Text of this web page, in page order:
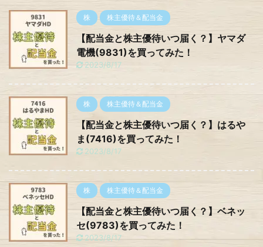
株 株主優待＆配当金
【配当金と株主優待いつ届く？】ヤマダ
電機(9831)を買ってみた！
2023/8/17
株 株主優待＆配当金
【配当金と株主優待いつ届く？】はるや
ま(7416)を買ってみた！
2023/8/17
株 株主優待＆配当金
【配当金と株主優待いつ届く？】ベネッ
セ(9783)を買ってみた！
2023/8/17